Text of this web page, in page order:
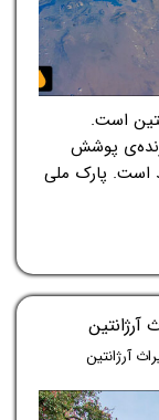
است.
دارنده‌ی پوشش
است. پارک ملی
آرژانتین